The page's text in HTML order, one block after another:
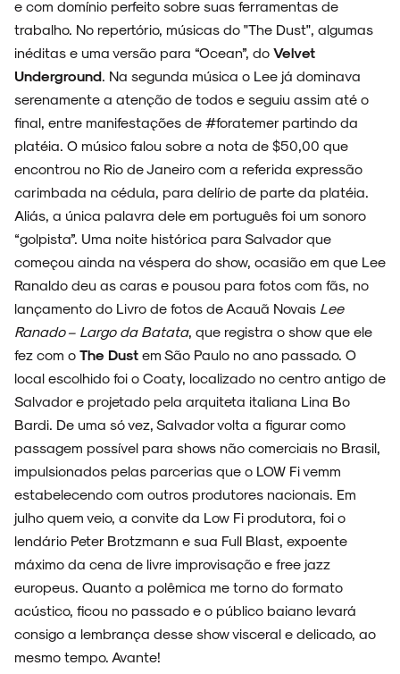
NOIZE RECORD CLUB
SOBRE
e com domínio perfeito sobre suas ferramentas de
trabalho. No repertório, músicas do "The Dust", algumas
inéditas e uma versão para “Ocean”, do Velvet
Underground. Na segunda música o Lee já dominava
serenamente a atenção de todos e seguiu assim até o
final, entre manifestações de #foratemer partindo da
platéia. O músico falou sobre a nota de $50,00 que
encontrou no Rio de Janeiro com a referida expressão
carimbada na cédula, para delírio de parte da platéia.
Aliás, a única palavra dele em português foi um sonoro
“golpista”. Uma noite histórica para Salvador que
começou ainda na véspera do show, ocasião em que Lee
Ranaldo deu as caras e pousou para fotos com fãs, no
lançamento do Livro de fotos de Acauã Novais Lee
Ranado – Largo da Batata, que registra o show que ele
fez com o The Dust em São Paulo no ano passado. O
local escolhido foi o Coaty, localizado no centro antigo de
Salvador e projetado pela arquiteta italiana Lina Bo
Bardi. De uma só vez, Salvador volta a figurar como
passagem possível para shows não comerciais no Brasil,
impulsionados pelas parcerias que o LOW Fi vemm
estabelecendo com outros produtores nacionais. Em
julho quem veio, a convite da Low Fi produtora, foi o
lendário Peter Brotzmann e sua Full Blast, expoente
máximo da cena de livre improvisação e free jazz
europeus. Quanto a polêmica me torno do formato
acústico, ficou no passado e o público baiano levará
consigo a lembrança desse show visceral e delicado, ao
mesmo tempo. Avante!